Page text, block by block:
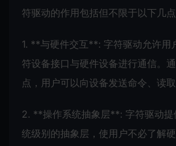
符驱动的作用包括但不限于以下几点
1. **与硬件交互**: 字符驱动允许用
符设备接口与硬件设备进行通信。
点，用户可以向设备发送命令、读取
2. **操作系统抽象层**: 字符驱动提
统级别的抽象层，使用户不必了解